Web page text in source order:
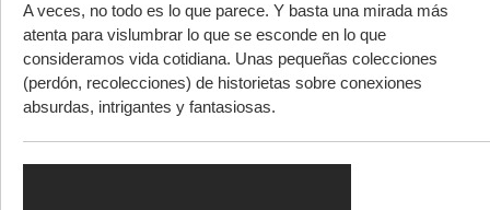
A veces, no todo es lo que parece. Y basta una mirada más
atenta para vislumbrar lo que se esconde en lo que
consideramos vida cotidiana. Unas pequeñas colecciones
(perdón, recolecciones) de historietas sobre conexiones
absurdas, intrigantes y fantasiosas.